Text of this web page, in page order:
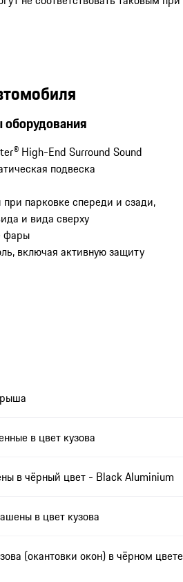
High-End Surround Sound
подвеска
парковке спереди и сзади,
и вида сверху
фары
включая активную защиту
в цвет кузова
в чёрный цвет - Black Aluminium
в цвет кузова
(окантовки окон) в чёрном цвете